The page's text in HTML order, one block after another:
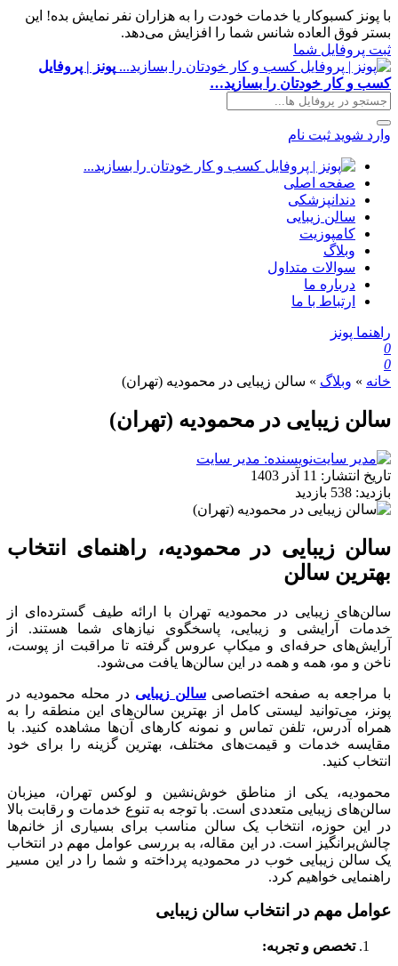
با پونز کسبوکار یا خدمات خودت را به هزاران نفر نمایش بده! این
بستر فوق العاده شانس شما را افزایش می‌دهد.
ثبت پروفایل شما
پونز | پروفایل
کسب و کار خودتان را بسازید…
وارد شوید ثبت نام
صفحه اصلی
دندانپزشکی
سالن زیبایی
کامپوزیت
وبلاگ
سوالات متداول
درباره ما
ارتباط با ما
راهنما پونز
0
0
خانه » وبلاگ » سالن زیبایی در محمودیه (تهران)
سالن زیبایی در محمودیه (تهران)
نویسنده: مدیر سایت
تاریخ انتشار: 11 آذر 1403
بازدید: 538 بازدید
سالن زیبایی در محمودیه، راهنمای انتخاب
بهترین سالن
سالن‌های زیبایی در محمودیه تهران با ارائه طیف گسترده‌ای از
خدمات آرایشی و زیبایی، پاسخگوی نیازهای شما هستند. از
آرایش‌های حرفه‌ای و میکاپ عروس گرفته تا مراقبت از پوست،
ناخن و مو، همه و همه در این سالن‌ها یافت می‌شود.
با مراجعه به صفحه اختصاصی سالن زیبایی در محله محمودیه در
پونز، می‌توانید لیستی کامل از بهترین سالن‌های این منطقه را به
همراه آدرس، تلفن تماس و نمونه کارهای آن‌ها مشاهده کنید. با
مقایسه خدمات و قیمت‌های مختلف، بهترین گزینه را برای خود
انتخاب کنید.
محمودیه، یکی از مناطق خوش‌نشین و لوکس تهران، میزبان
سالن‌های زیبایی متعددی است. با توجه به تنوع خدمات و رقابت بالا
در این حوزه، انتخاب یک سالن مناسب برای بسیاری از خانم‌ها
چالش‌برانگیز است. در این مقاله، به بررسی عوامل مهم در انتخاب
یک سالن زیبایی خوب در محمودیه پرداخته و شما را در این مسیر
راهنمایی خواهیم کرد.
عوامل مهم در انتخاب سالن زیبایی
تخصص و تجربه: